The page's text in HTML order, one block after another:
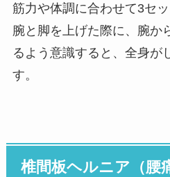
筋力や体調に合わせて3セ
腕と脚を上げた際に、腕か
るよう意識すると、全身が
す。
椎間板ヘルニア（腰